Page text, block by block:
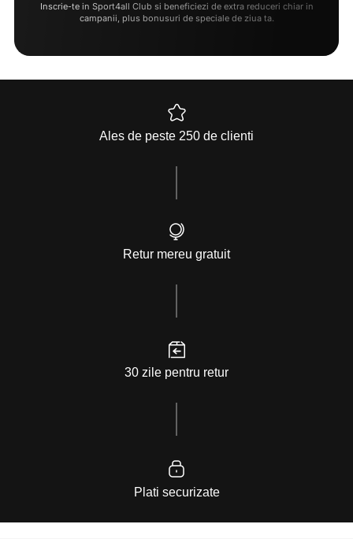
Inscrie-te in Sport4all Club si beneficiezi de extra reduceri chiar in
campanii, plus bonusuri de speciale de ziua ta.
Ales de peste 250 de clienti
Retur mereu gratuit
30 zile pentru retur
Plati securizate